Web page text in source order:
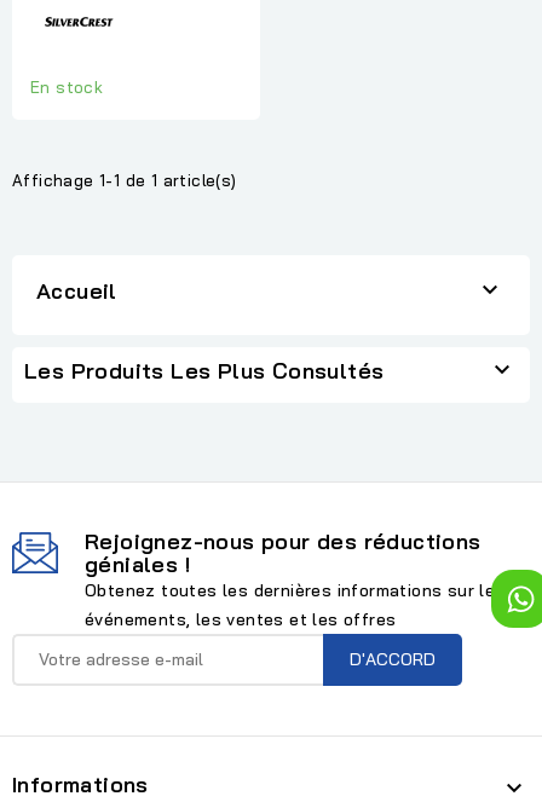
En stock
Affichage 1-1 de 1 article(s)
Accueil 
Les Produits Les Plus Consultés 
Rejoignez-nous pour des réductions
géniales !
Obtenez toutes les dernières informations sur les
événements, les ventes et les offres
Informations 